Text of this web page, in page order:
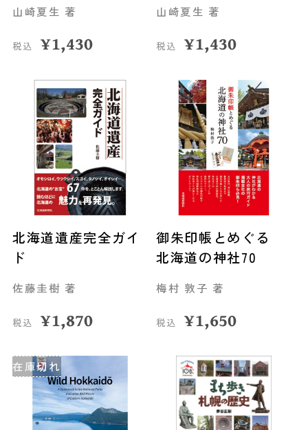
山崎夏生 著
税込 ¥1,430
山崎夏生 著
税込 ¥1,430
北海道遺産完全ガイ
ド
佐藤圭樹 著
税込 ¥1,870
御朱印帳とめぐる
北海道の神社70
梅村 敦子 著
税込 ¥1,650
在庫切れ